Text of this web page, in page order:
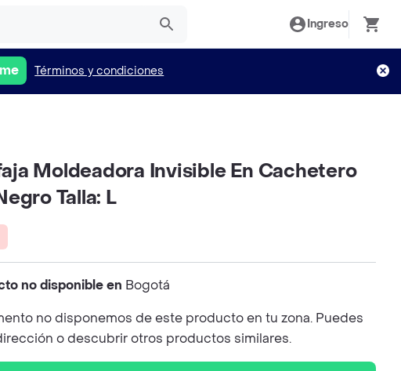
Ingreso
Términos y condiciones
Moldeadora Invisible En Cachetero
Talla: L
no disponible en Bogotá
no disponemos de este producto en tu zona. Puedes
o descubrir otros productos similares.